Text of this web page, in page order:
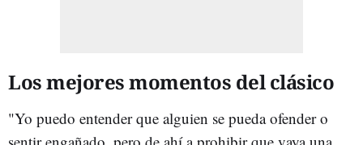
Los mejores momentos del clásico
"Yo puedo entender que alguien se pueda ofender o